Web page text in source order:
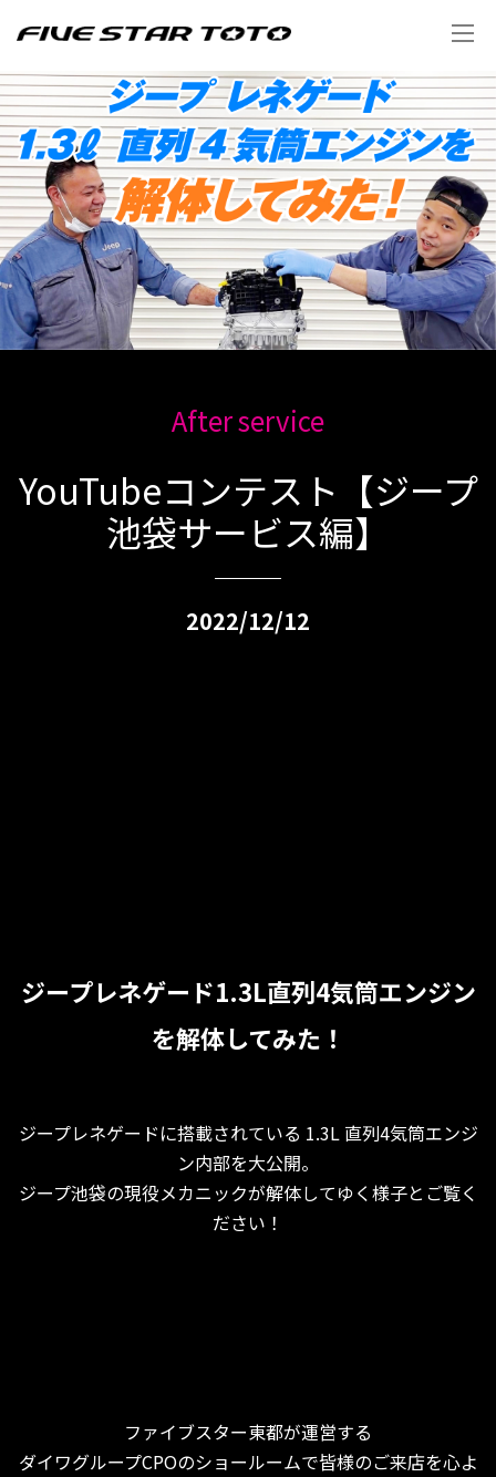
After service
YouTubeコンテスト【ジープ
池袋サービス編】
2022/12/12
ジープレネゲード1.3L直列4気筒エンジン
を解体してみた！
ジープレネゲードに搭載されている 1.3L 直列4気筒エンジ
ン内部を大公開。
ジープ池袋の現役メカニックが解体してゆく様子とご覧く
ださい！
ファイブスター東都が運営する
ダイワグループCPOのショールームで皆様のご来店を心よ